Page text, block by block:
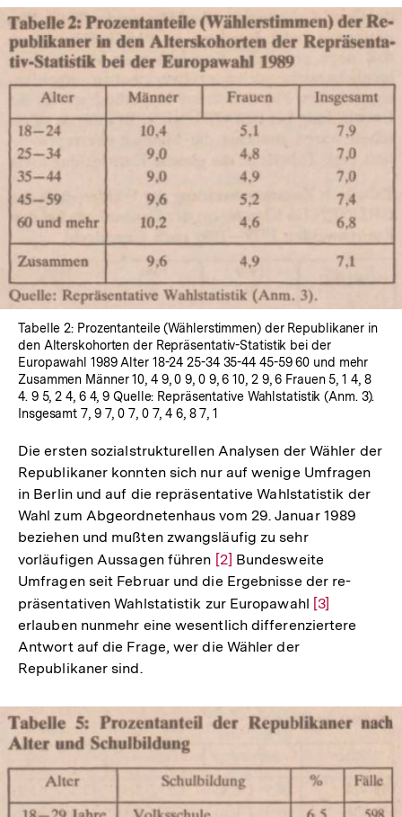
Lightbox
öffnen
Tabelle 2: Prozentanteile (Wählerstimmen) der Republikaner in
den Alterskohorten der Repräsentativ-Statistik bei der
Europawahl 1989 Alter 18-24 25-34 35-44 45-59 60 und mehr
Zusammen Männer 10, 4 9, 0 9, 0 9, 6 10, 2 9, 6 Frauen 5, 1 4, 8
4. 9 5, 2 4, 6 4, 9 Quelle: Repräsentative Wahlstatistik (Anm. 3).
Insgesamt 7, 9 7, 0 7, 0 7, 4 6, 8 7, 1
Die ersten sozialstrukturellen Analysen der Wähler der
Republikaner konnten sich nur auf wenige Umfragen
in Berlin und auf die repräsentative Wahlstatistik der
Wahl zum Abgeordnetenhaus vom 29. Januar 1989
beziehen und mußten zwangsläufig zu sehr
vorläufigen Aussagen führen Zur
Auflösung
der
Fußnote
[2] Bundesweite
Umfragen seit Februar und die Ergebnisse der re-
präsentativen Wahlstatistik zur Europawahl Zur
Auflösung
[3]
erlauben nunmehr eine wesentlich differenziertere
Antwort auf die Frage, wer die Wähler der
Republikaner sind.